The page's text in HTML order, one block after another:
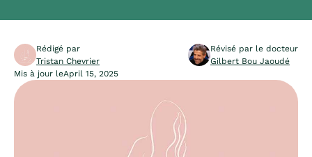
Rédigé par
Tristan Chevrier
Révisé par le docteur
Gilbert Bou Jaoudé
Mis à jour leApril 15, 2025